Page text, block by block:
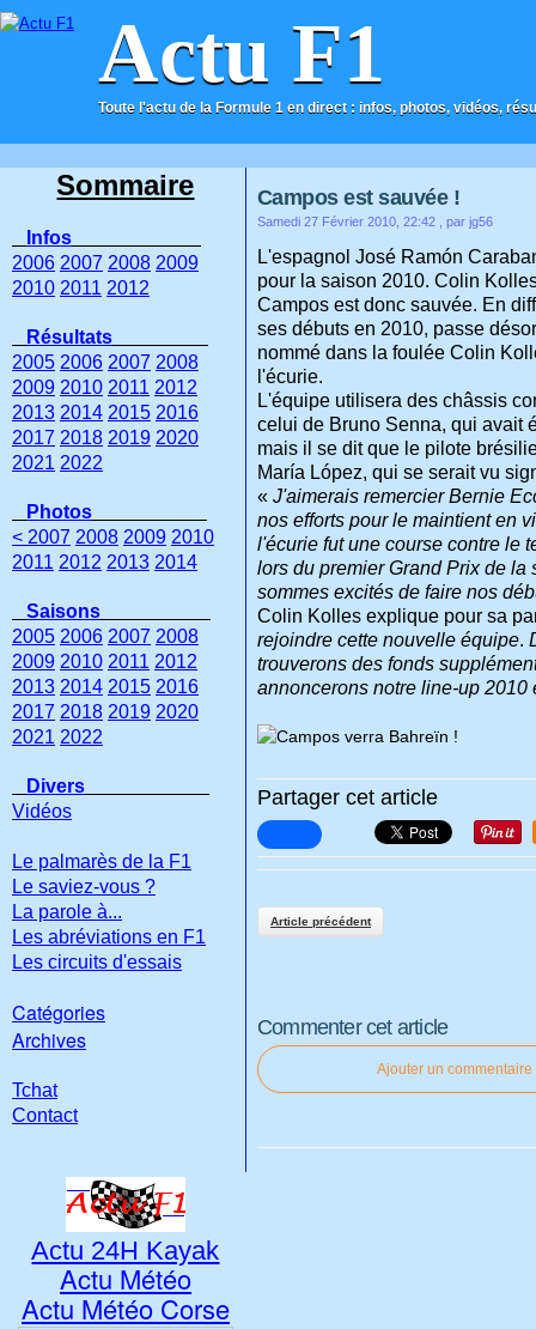
Actu F1
Toute l'actu de la Formule 1 en direct : infos, photos, vidéos,
ACCUEIL CONTACT
Campos est sauvée !
Samedi 27 Février 2010, 22:42 , par jg56
L'espagnol José Ramón
pour la saison 2010. Colin
Campos est donc sauvée. En
ses débuts en 2010, passe
nommé dans la foulée Colin
l'écurie.
L'équipe utilisera des châssis
celui de Bruno Senna, qui avait
mais il se dit que le pilote
María López, qui se serait vu
« J'aimerais remercier Bernie
nos efforts pour le maintient en
l'écurie fut une course contre le
lors du premier Grand Prix de la
sommes excités de faire nos
Colin Kolles explique pour sa
rejoindre cette nouvelle équipe.
trouverons des fonds
annoncerons notre line-up
Partager cet article
Article précédent
Commenter cet article
Ajouter un commentaire
Sommaire
Infos
2006 2007 2008 2009
2010 2011 2012
Résultats
2005 2006 2007 2008
2009 2010 2011 2012
2013 2014 2015 2016
2017 2018 2019 2020
2021 2022
Photos
< 2007 2008 2009 2010
2011 2012 2013 2014
Saisons
2005 2006 2007 2008
2009 2010 2011 2012
2013 2014 2015 2016
2017 2018 2019 2020
2021 2022
Divers
Vidéos
Le palmarès de la F1
Le saviez-vous ?
La parole à...
Les abréviations en F1
Les circuits d'essais
Catégories
Archives
Tchat
Contact
Actu 24H Kayak
Actu Météo
Actu Météo Corse